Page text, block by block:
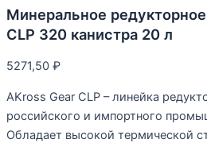
Минеральное
CLP 320 канистра 20 л
5271,50 ₽
AKross Gear CLP – линейка
российского и импортного
Обладает высокой термической